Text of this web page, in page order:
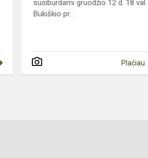
susiburdami gruodžio 12 d. 18 val.
Bukiškio pr...
Plačiau